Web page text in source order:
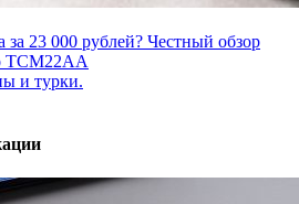
за 23 000 рублей? Честный обзор
TCM22AA
и турки.